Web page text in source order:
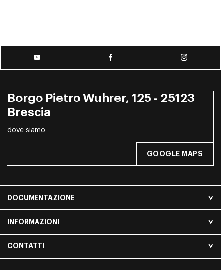
Borgo Pietro Wuhrer, 125 - 25123
Brescia
dove siamo
GOOGLE MAPS
DOCUMENTAZIONE
INFORMAZIONI
CONTATTI